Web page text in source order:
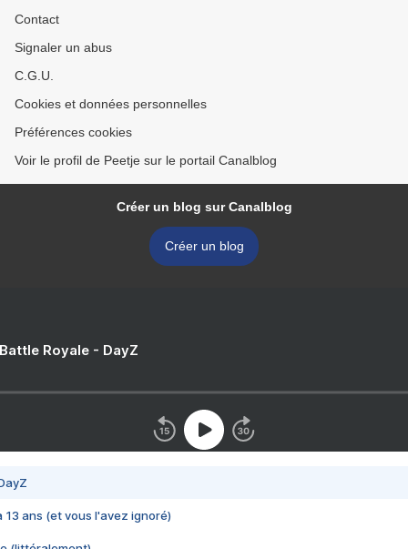
Contact
Signaler un abus
C.G.U.
Cookies et données personnelles
Préférences cookies
Voir le profil de Peetje sur le portail Canalblog
Créer un blog sur Canalblog
Créer un blog
Royale - DayZ
13 ans (et vous l'avez ignoré)